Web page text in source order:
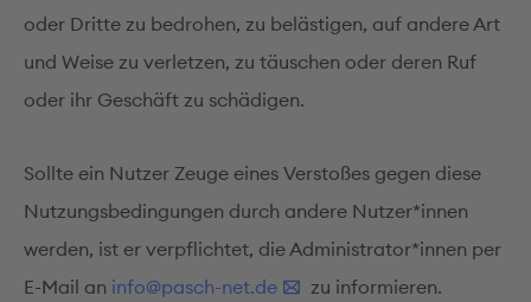
oder Dritte zu bedrohen, zu belästigen, auf andere Art
und Weise zu verletzen, zu täuschen oder deren Ruf
oder ihr Geschäft zu schädigen.
Sollte ein Nutzer Zeuge eines Verstoßes gegen diese
Nutzungsbedingungen durch andere Nutzer*innen
werden, ist er verpflichtet, die Administrator*innen per
E-Mail an info@pasch-net.de zu informieren.